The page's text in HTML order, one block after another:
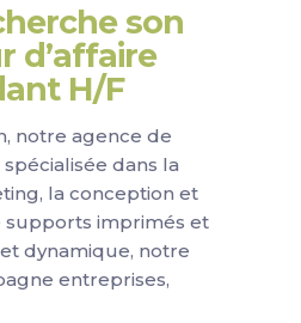
son
d’affaire
H/F
notre agence de
dans la
la conception et
supports imprimés et
dynamique, notre
entreprises,